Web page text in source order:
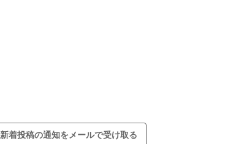
新着投稿の通知をメールで受け取る